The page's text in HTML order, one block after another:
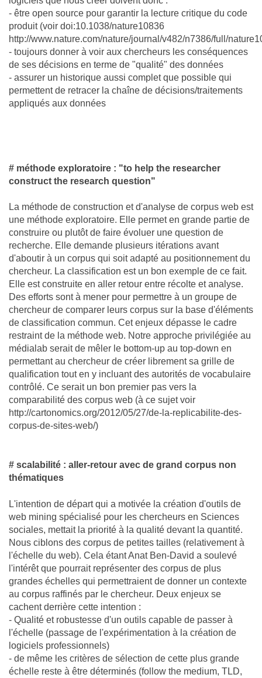
- être open source pour garantir la lecture critique du code
produit (voir doi:10.1038/nature10836
http://www.nature.com/nature/journal/v482/n7386/full/
- toujours donner à voir aux chercheurs les conséquences
de ses décisions en terme de "qualité" des données
- assurer un historique aussi complet que possible qui
permettent de retracer la chaîne de décisions/traitements
appliqués aux données
# méthode exploratoire : "to help the researcher
construct the research question"
La méthode de construction et d'analyse de corpus web est
une méthode exploratoire. Elle permet en grande partie de
construire ou plutôt de faire évoluer une question de
recherche. Elle demande plusieurs itérations avant
d'aboutir à un corpus qui soit adapté au positionnement du
chercheur. La classification est un bon exemple de ce fait.
Elle est construite en aller retour entre récolte et analyse.
Des efforts sont à mener pour permettre à un groupe de
chercheur de comparer leurs corpus sur la base d'éléments
de classification commun. Cet enjeux dépasse le cadre
restraint de la méthode web. Notre approche privilégiée au
médialab serait de mêler le bottom-up au top-down en
permettant au chercheur de créer librement sa grille de
qualification tout en y incluant des autorités de vocabulaire
contrôlé. Ce serait un bon premier pas vers la
comparabilité des corpus web (à ce sujet voir
http://cartonomics.org/2012/05/27/de-la-replicabilite-des-
corpus-de-sites-web/)
# scalabilité : aller-retour avec de grand corpus non
thématiques
L'intention de départ qui a motivée la création d'outils de
web mining spécialisé pour les chercheurs en Sciences
sociales, mettait la priorité à la qualité devant la quantité.
Nous ciblons des corpus de petites tailles (relativement à
l'échelle du web). Cela étant Anat Ben-David a soulevé
l'intérêt que pourrait représenter des corpus de plus
grandes échelles qui permettraient de donner un contexte
au corpus raffinés par le chercheur. Deux enjeux se
cachent derrière cette intention :
- Qualité et robustesse d'un outils capable de passer à
l'échelle (passage de l'expérimentation à la création de
logiciels professionnels)
- de même les critères de sélection de cette plus grande
échelle reste à être déterminés (follow the medium, TLD,